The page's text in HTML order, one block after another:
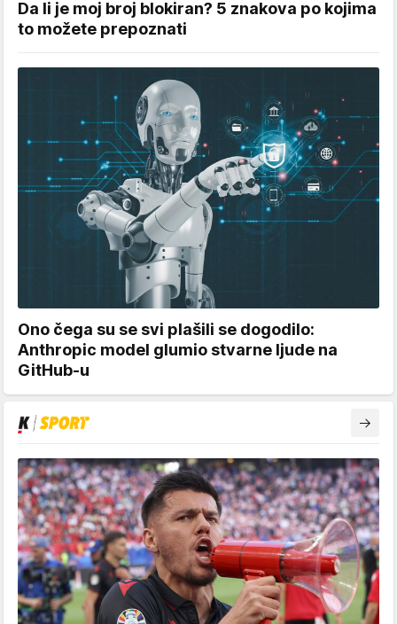
Da li je moj broj blokiran? 5 znakova po kojima
to možete prepoznati
Ono čega su se svi plašili se dogodilo:
Anthropic model glumio stvarne ljude na
GitHub-u